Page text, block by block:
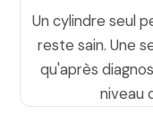
Un cylindre seul
reste sain. Une
qu'après
niveau